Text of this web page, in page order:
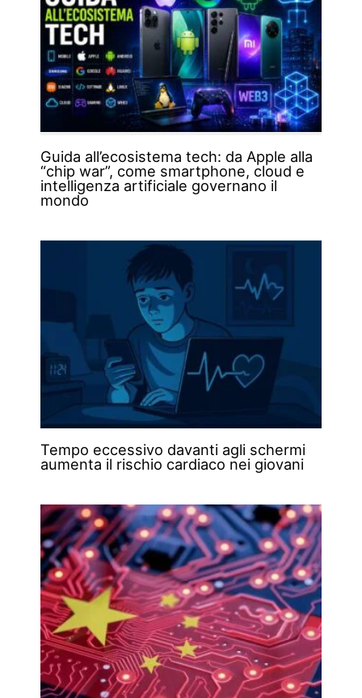
Guida all’ecosistema tech: da Apple alla
“chip war”, come smartphone, cloud e
intelligenza artificiale governano il
mondo
Tempo eccessivo davanti agli schermi
aumenta il rischio cardiaco nei giovani